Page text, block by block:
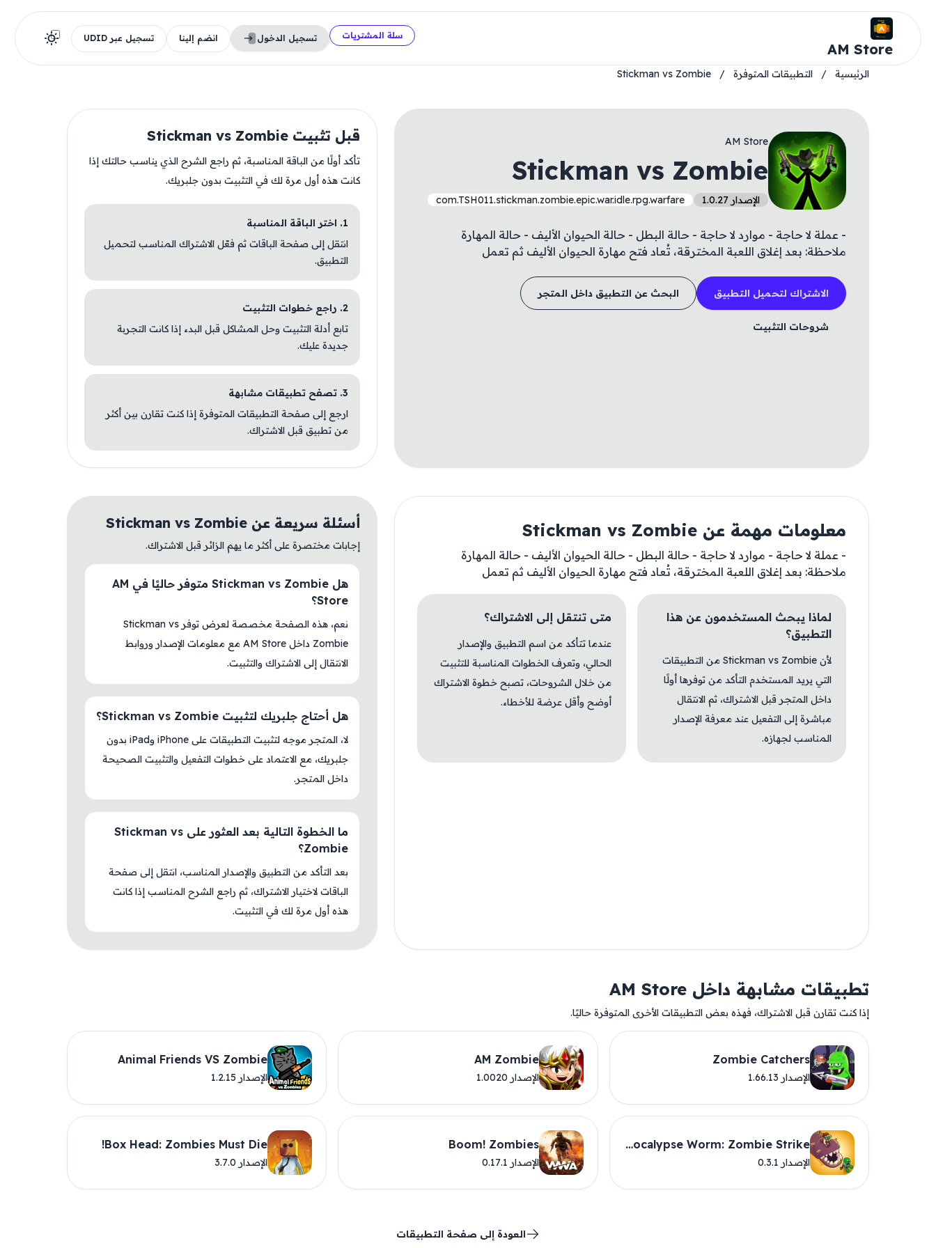
AM Store
سلة المشتريات تسجيل الدخول انضم إلينا تسجيل عبر UDID
الرئيسية / التطبيقات المتوفرة /
Stickman vs Zombie
AM Store
Stickman vs Zombie
الإصدار 1.0.27 com.TSH011.stickman.zombie.epic.war.idle.rpg.warfare
- عملة لا حاجة - موارد لا حاجة - حالة البطل - حالة الحيوان الأليف - حالة المهارة
ملاحظة: بعد إغلاق اللعبة المخترقة، تُعاد فتح مهارة الحيوان الأليف ثم تعمل
الاشتراك لتحميل التطبيق البحث عن التطبيق داخل المتجر
شروحات التثبيت
قبل تثبيت Stickman vs Zombie
تأكد أولًا من الباقة المناسبة، ثم راجع الشرح الذي يناسب حالتك إذا
كانت هذه أول مرة لك في التثبيت بدون جلبريك.
1. اختر الباقة المناسبة
انتقل إلى صفحة الباقات ثم فعّل الاشتراك المناسب لتحميل
التطبيق.
2. راجع خطوات التثبيت
تابع أدلة التثبيت وحل المشاكل قبل البدء إذا كانت التجربة
جديدة عليك.
3. تصفح تطبيقات مشابهة
ارجع إلى صفحة التطبيقات المتوفرة إذا كنت تقارن بين أكثر
من تطبيق قبل الاشتراك.
معلومات مهمة عن Stickman vs Zombie
- عملة لا حاجة - موارد لا حاجة - حالة البطل - حالة الحيوان الأليف - حالة المهارة
ملاحظة: بعد إغلاق اللعبة المخترقة، تُعاد فتح مهارة الحيوان الأليف ثم تعمل
لماذا يبحث المستخدمون عن هذا
التطبيق؟
لأن Stickman vs Zombie من التطبيقات
التي يريد المستخدم التأكد من توفرها أولًا
داخل المتجر قبل الاشتراك، ثم الانتقال
مباشرة إلى التفعيل عند معرفة الإصدار
المناسب لجهازه.
متى تنتقل إلى الاشتراك؟
عندما تتأكد من اسم التطبيق والإصدار
الحالي، وتعرف الخطوات المناسبة للتثبيت
من خلال الشروحات، تصبح خطوة الاشتراك
أوضح وأقل عرضة للأخطاء.
أسئلة سريعة عن Stickman vs Zombie
إجابات مختصرة على أكثر ما يهم الزائر قبل الاشتراك.
هل Stickman vs Zombie متوفر حاليًا في AM
Store؟
نعم، هذه الصفحة مخصصة لعرض توفر Stickman vs
Zombie داخل AM Store مع معلومات الإصدار وروابط
الانتقال إلى الاشتراك والتثبيت.
هل أحتاج جلبريك لتثبيت Stickman vs Zombie؟
لا، المتجر موجه لتثبيت التطبيقات على iPhone وiPad بدون
جلبريك، مع الاعتماد على خطوات التفعيل والتثبيت الصحيحة
داخل المتجر.
ما الخطوة التالية بعد العثور على Stickman vs
Zombie؟
بعد التأكد من التطبيق والإصدار المناسب، انتقل إلى صفحة
الباقات لاختيار الاشتراك، ثم راجع الشرح المناسب إذا كانت
هذه أول مرة لك في التثبيت.
تطبيقات مشابهة داخل AM Store
إذا كنت تقارن قبل الاشتراك، فهذه بعض التطبيقات الأخرى المتوفرة حاليًا.
Zombie Catchers
الإصدار 1.66.13
AM Zombie
الإصدار 1.0020
Animal Friends VS Zombie
الإصدار 1.2.15
Apocalypse Worm: Zombie Strike
الإصدار 0.3.1
Boom! Zombies
الإصدار 0.17.1
Box Head: Zombies Must Die!
الإصدار 3.7.0
العودة إلى صفحة التطبيقات